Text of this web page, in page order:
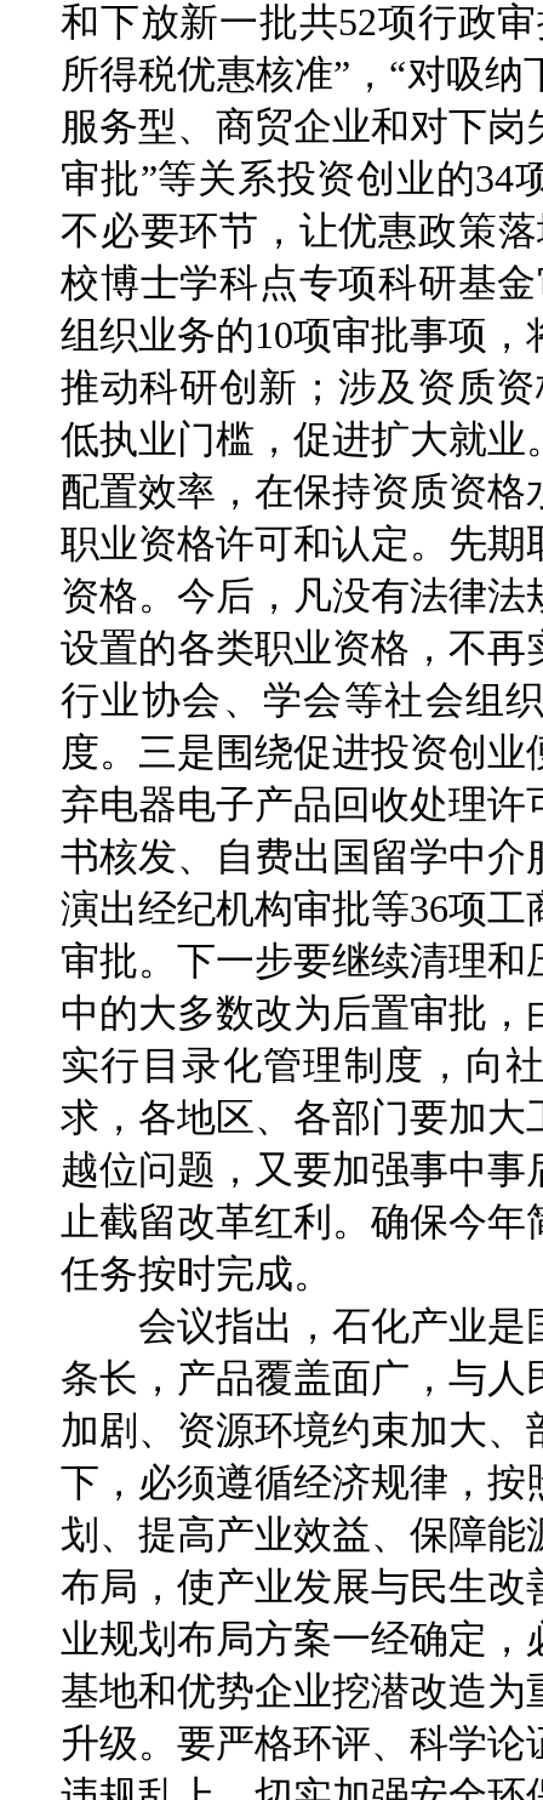
和下放新一批共52项行政
所得税优惠核准”，“对吸
服务型、商贸企业和对下
审批”等关系投资创业的34
不必要环节，让优惠政策
校博士学科点专项科研基
组织业务的10项审批事项
推动科研创新；涉及资质
低执业门槛，促进扩大就
配置效率，在保持资质资
职业资格许可和认定。先
资格。今后，凡没有法律
设置的各类职业资格，不
行业协会、学会等社会组
度。三是围绕促进投资创
弃电器电子产品回收处理
书核发、自费出国留学中
演出经纪机构审批等36项
审批。下一步要继续清理
中的大多数改为后置审批
实行目录化管理制度，向
求，各地区、各部门要加
越位问题，又要加强事中
止截留改革红利。确保今
任务按时完成。
会议指出，石化产业是
条长，产品覆盖面广，与
加剧、资源环境约束加大
下，必须遵循经济规律，
划、提高产业效益、保障
布局，使产业发展与民生
业规划布局方案一经确定
基地和优势企业挖潜改造
升级。要严格环评、科学